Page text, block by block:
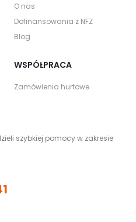
O nas
Dofinansowania z NFZ
Blog
WSPÓŁPRACA
Zamówienia hurtowe
szybkiej pomocy w zakresie